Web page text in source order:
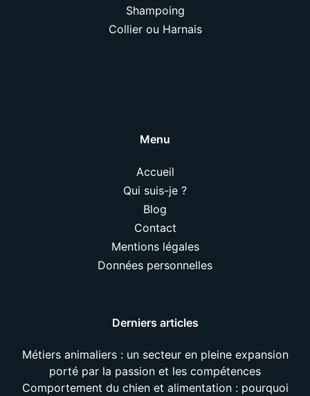
Shampoing
Collier ou Harnais
Menu
Accueil
Qui suis-je ?
Blog
Contact
Mentions légales
Données personnelles
Derniers articles
Métiers animaliers : un secteur en pleine expansion
porté par la passion et les compétences
Comportement du chien et alimentation : pourquoi